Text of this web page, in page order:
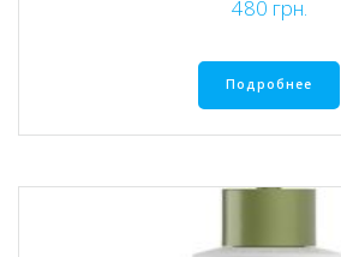
480 грн.
Подробнее